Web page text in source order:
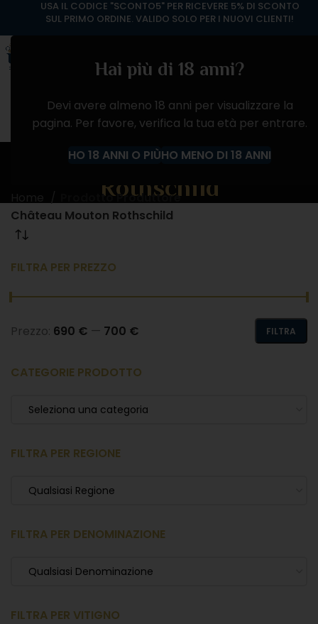
Hai più di 18 anni?
Devi avere almeno 18 anni per visualizzare la
pagina. Per favore, verifica la tua età per entrare.
HO 18 ANNI O PIÙHO MENO DI 18 ANNI
Château Mouton
Rothschild
Prodotto Produttore
Château Mouton Rothschild
FILTRA PER PREZZO
FILTRA
Prezzo: 690 € — 700 €
CATEGORIE PRODOTTO
Seleziona una categoria
FILTRA PER REGIONE
Qualsiasi Regione
FILTRA PER DENOMINAZIONE
Qualsiasi Denominazione
FILTRA PER VITIGNO
USA IL CODICE "SCONTO5" PER RICEVERE 5% DI SCONTO
SUL PRIMO ORDINE. VALIDO SOLO PER I NUOVI CLIENTI!